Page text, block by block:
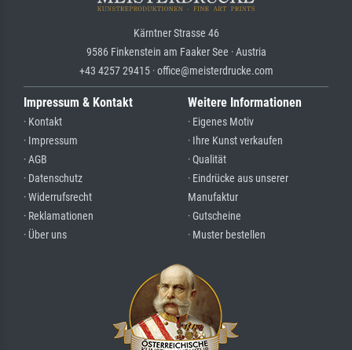
Kärntner Strasse 46
9586 Finkenstein am Faaker See · Austria
+43 4257 29415 · office@meisterdrucke.com
Impressum & Kontakt
· Kontakt
· Impressum
· AGB
· Datenschutz
· Widerrufsrecht
· Reklamationen
· Über uns
Weitere Informationen
· Eigenes Motiv
· Ihre Kunst verkaufen
· Qualität
· Eindrücke aus unserer
Manufaktur
· Gutscheine
· Muster bestellen